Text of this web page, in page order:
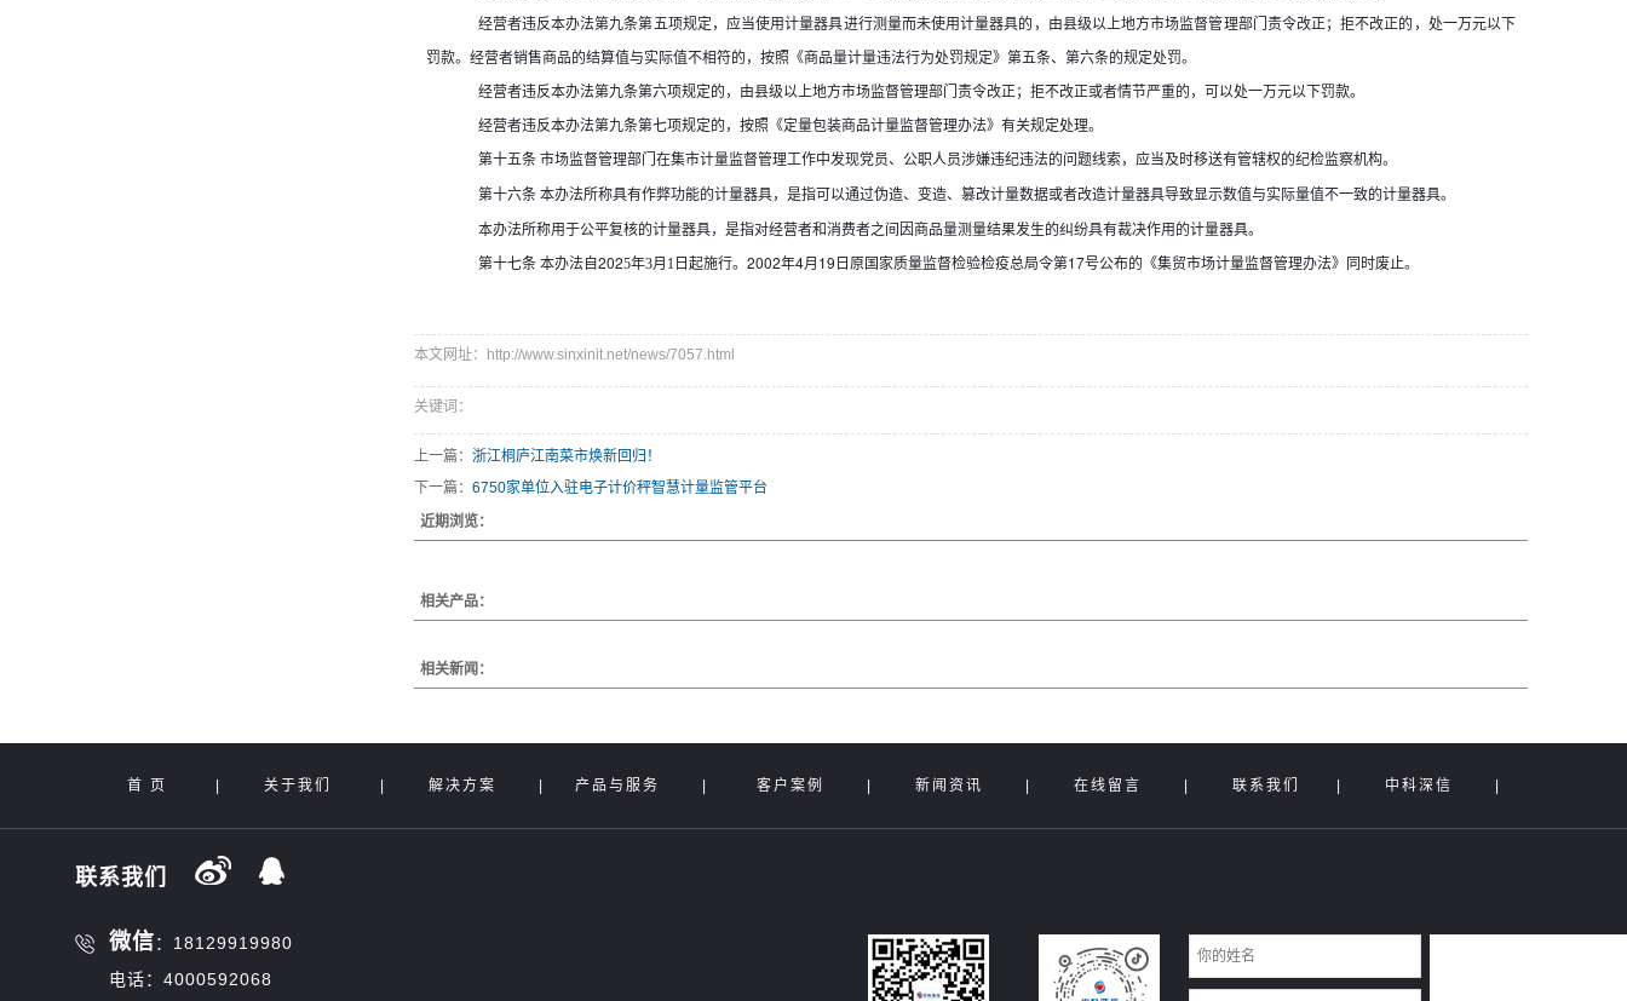
经营者违反本办法第九条第五项规定，应当使用计量器具进行测量而未使用计量器具的，由县级以上地方市场监督管理部门责令改正；拒不改正的，处一万元以下
罚款。经营者销售商品的结算值与实际值不相符的，按照《商品量计量违法行为处罚规定》第五条、第六条的规定处罚。
经营者违反本办法第九条第六项规定的，由县级以上地方市场监督管理部门责令改正；拒不改正或者情节严重的，可以处一万元以下罚款。
经营者违反本办法第九条第七项规定的，按照《定量包装商品计量监督管理办法》有关规定处理。
第十五条 市场监督管理部门在集市计量监督管理工作中发现党员、公职人员涉嫌违纪违法的问题线索，应当及时移送有管辖权的纪检监察机构。
第十六条本办法所称具有作弊功能的计量器具，是指可以通过伪造、变造、篡改计量数据或者改造计量器具导致显示数值与实际量值不一致的计量器具。
本办法所称用于公平复核的计量器具，是指对经营者和消费者之间因商品量测量结果发生的纠纷具有裁决作用的计量器具。
第十七条本办法自2025年3月 1 日起施行。2002年4月19日原国家质量监督检验检疫总局令第17号公布的《集贸市场计量监督管理办法》同时废止。
本文网址：http://www.sinxinit.net/news/7057.html
关键词：
上一篇： 浙江桐庐江南菜市焕新回归！
下一篇： 6750家单位入驻电子计价秤智慧计量监管平台
近期浏览：
相关产品：
相关新闻：
首 页 关于我们 解决方案 产品与服务 客户案例 新闻资讯 在线留言 联系我们 中科深信
联系我们
微信：18129919980
电话：4000592068